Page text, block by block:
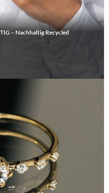
– Nachhaltig Recycled